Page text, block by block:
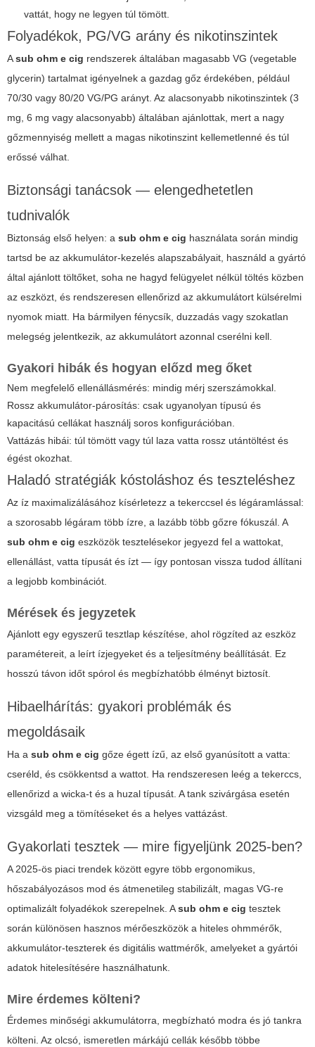
vattát, hogy ne legyen túl tömött.
Folyadékok, PG/VG arány és nikotinszintek
Asub ohm e cig rendszerek általában magasabb VG (vegetable
glycerin) tartalmat igényelnek a gazdag gőz érdekében, például
70/30 vagy 80/20 VG/PG arányt. Az alacsonyabb nikotinszintek (3
mg, 6 mg vagy alacsonyabb) általában ajánlottak, mert a nagy
gőzmennyiség mellett a magas nikotinszint kellemetlenné és túl
erőssé válhat.
Biztonsági tanácsok — elengedhetetlen
tudnivalók
Biztonság első helyen: a sub ohm e cig használata során mindig
tartsd be az akkumulátor-kezelés alapszabályait, használd a gyártó
által ajánlott töltőket, soha ne hagyd felügyelet nélkül töltés közben
az eszközt, és rendszeresen ellenőrizd az akkumulátort külsérelmi
nyomok miatt. Ha bármilyen fénycsík, duzzadás vagy szokatlan
melegség jelentkezik, az akkumulátort azonnal cserélni kell.
Gyakori hibák és hogyan előzd meg őket
Nem megfelelő ellenállásmérés: mindig mérj szerszámokkal.
Rossz akkumulátor-párosítás: csak ugyanolyan típusú és
kapacitású cellákat használj soros konfigurációban.
Vattázás hibái: túl tömött vagy túl laza vatta rossz utántöltést és
égést okozhat.
Haladó stratégiák kóstoláshoz és teszteléshez
Az íz maximalizálásához kísérletezz a tekerccsel és légáramlással:
a szorosabb légáram több ízre, a lazább több gőzre fókuszál. A
sub ohm e cig eszközök tesztelésekor jegyezd fel a wattokat,
ellenállást, vatta típusát és ízt — így pontosan vissza tudod állítani
a legjobb kombinációt.
Mérések és jegyzetek
Ajánlott egy egyszerű tesztlap készítése, ahol rögzíted az eszköz
paramétereit, a leírt ízjegyeket és a teljesítmény beállítását. Ez
hosszú távon időt spórol és megbízhatóbb élményt biztosít.
Hibaelhárítás: gyakori problémák és
megoldásaik
Ha a sub ohm e cig gőze égett ízű, az első gyanúsított a vatta:
cseréld, és csökkentsd a wattot. Ha rendszeresen leég a tekerccs,
ellenőrizd a wicka-t és a huzal típusát. A tank szivárgása esetén
vizsgáld meg a tömítéseket és a helyes vattázást.
Gyakorlati tesztek — mire figyeljünk 2025-ben?
A 2025-ös piaci trendek között egyre több ergonomikus,
hőszabályozásos mod és átmenetileg stabilizált, magas VG-re
optimalizált folyadékok szerepelnek. Asub ohm e cig tesztek
során különösen hasznos mérőeszközök a hiteles ohmmérők,
akkumulátor-teszterek és digitális wattmérők, amelyeket a gyártói
adatok hitelesítésére használhatunk.
Mire érdemes költeni?
Érdemes minőségi akkumulátorra, megbízható modra és jó tankra
költeni. Az olcsó, ismeretlen márkájú cellák később többe